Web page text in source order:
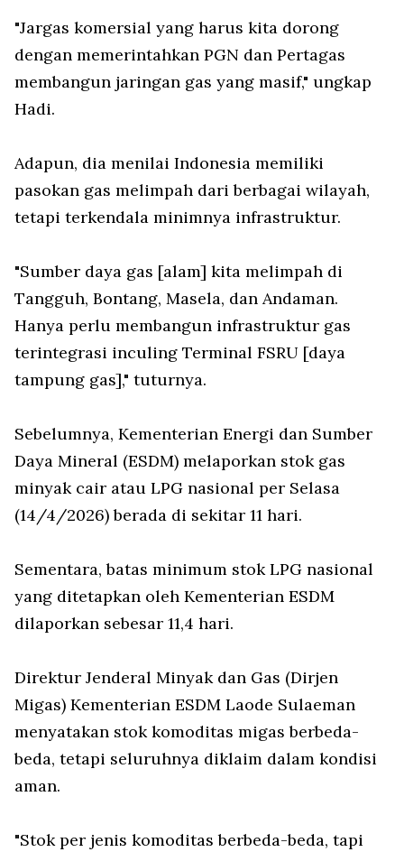
"Jargas komersial yang harus kita dorong
dengan memerintahkan PGN dan Pertagas
membangun jaringan gas yang masif," ungkap
Hadi.
Adapun, dia menilai Indonesia memiliki
pasokan gas melimpah dari berbagai wilayah,
tetapi terkendala minimnya infrastruktur.
"Sumber daya gas [alam] kita melimpah di
Tangguh, Bontang, Masela, dan Andaman.
Hanya perlu membangun infrastruktur gas
terintegrasi inculing Terminal FSRU [daya
tampung gas]," tuturnya.
Sebelumnya, Kementerian Energi dan Sumber
Daya Mineral (ESDM) melaporkan stok gas
minyak cair atau LPG nasional per Selasa
(14/4/2026) berada di sekitar 11 hari.
Sementara, batas minimum stok LPG nasional
yang ditetapkan oleh Kementerian ESDM
dilaporkan sebesar 11,4 hari.
Direktur Jenderal Minyak dan Gas (Dirjen
Migas) Kementerian ESDM Laode Sulaeman
menyatakan stok komoditas migas berbeda-
beda, tetapi seluruhnya diklaim dalam kondisi
aman.
"Stok per jenis komoditas berbeda-beda, tapi